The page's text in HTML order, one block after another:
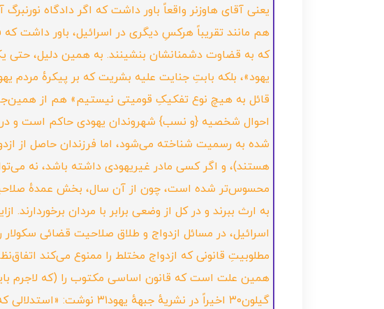
یعنی آقای هاوزنر واقعاً باور داشت که اگر دادگاه
هم مانند تقریباً هرکسِ دیگری در اسرائیل، باور داشت
که به قضاوت دشمنانشان بنشینند. به همین دلیل، حتی
یهود»، بلکه بابتِ جنایت علیه بشریت که بر پیکرهٔ مردم
قائل به هیچ نوع تفکیکِ قومیتی نیستیم» هم از همین‌جا
احوال شخصیه {و نسب} شهروندان یهودی حاکم است و در
شده به رسمیت شناخته می‌شود، اما فرزندان حاصل از
محسوس‌تر شده است، چون از آن سال، بخش عمدهٔ صلاحیت
به ارث ببرند و در کل از وضعی برابر با مردان
اسرائیل، در مسائل ازدواج و طلاق صلاحیت قضائی
مطلوبیتِ قانونی که ازدواج مختلط را ممنوع می‌کند
همین علت است که قانون اساسی مکتوب را (که لاجرم
گیلون۳۰ اخیراً در نشریهٔ